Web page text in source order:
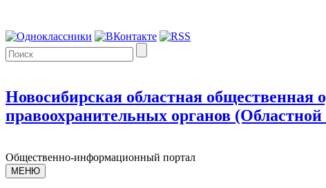
Новосибирская областная общественная
правоохранительных органов (Областной
Общественно-информационный портал
МЕНЮ